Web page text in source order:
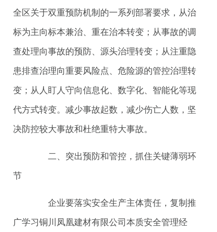
全区关于双重预防机制的一系列部署要求，从治
标为主向标本兼治、重在治本转变；从事故的调
查处理向事故的预防、源头治理转变；从注重隐
患排查治理向重要风险点、危险源的管控治理转
变；从人盯人守向信息化、数字化、智能化等现
代方式转变。减少事故起数，减少伤亡人数，坚
决防控较大事故和杜绝重特大事故。
二、突出预防和管控，抓住关键薄弱环
节
企业要落实安全生产主体责任，复制推
广学习铜川凤凰建材有限公司本质安全管理经